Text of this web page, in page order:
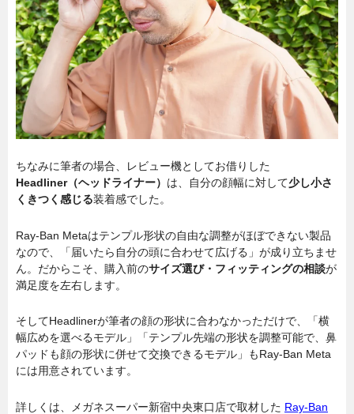
ちなみに筆者の場合、レビュー機としてお借りした
Headliner（ヘッドライナー） は、自分の顔幅に対して少し小さ
くきつく感じる装着感でした。
Ray-Ban Metaはテンプル形状の自由な調整がほぼできない製品
なので、「届いたら自分の頭に合わせて広げる」が成り立ちませ
ん。だからこそ、購入前のサイズ選び・フィッティングの相談が
満足度を左右します。
そしてHeadlinerが筆者の顔の形状に合わなかっただけで、「横
幅広めを選べるモデル」「テンプル先端の形状を調整可能で、鼻
パッドも顔の形状に併せて交換できるモデル」もRay-Ban Meta
には用意されています。
詳しくは、メガネスーパー新宿中央東口店で取材した Ray-Ban